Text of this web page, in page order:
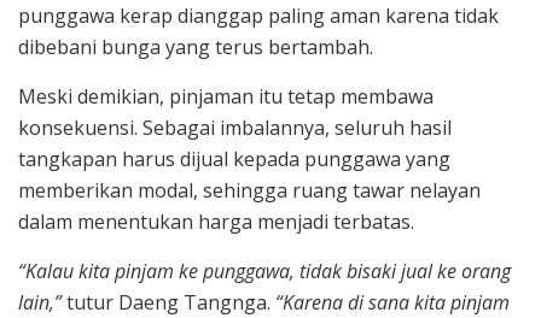
punggawa kerap dianggap paling aman karena tidak
dibebani bunga yang terus bertambah.
Meski demikian, pinjaman itu tetap membawa
konsekuensi. Sebagai imbalannya, seluruh hasil
tangkapan harus dijual kepada punggawa yang
memberikan modal, sehingga ruang tawar nelayan
dalam menentukan harga menjadi terbatas.
“Kalau kita pinjam ke punggawa, tidak bisaki jual ke orang
lain,”tutur Daeng Tangnga. “Karena di sana kita pinjam